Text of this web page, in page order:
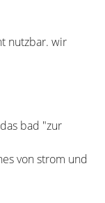
nutzbar. wir
bad "zur
von strom und